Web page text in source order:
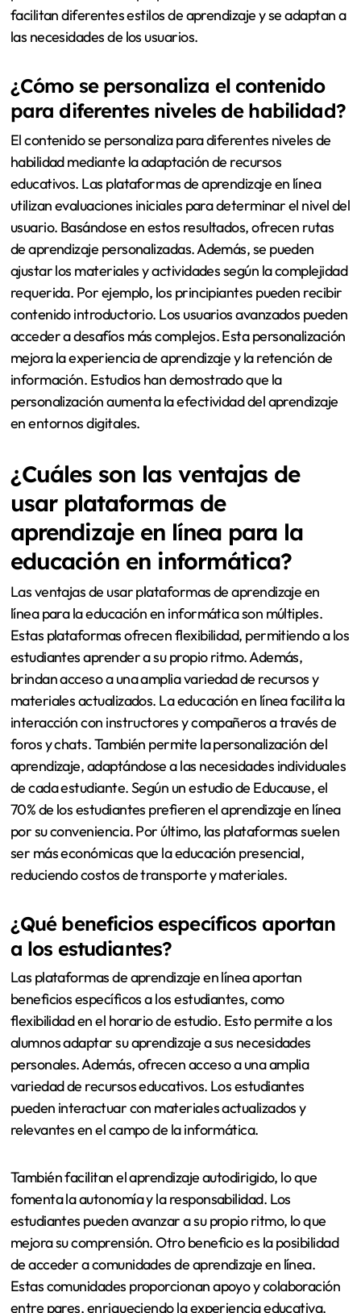
facilitan diferentes estilos de aprendizaje y se adaptan a
las necesidades de los usuarios.
¿Cómo se personaliza el contenido
para diferentes niveles de habilidad?
El contenido se personaliza para diferentes niveles de
habilidad mediante la adaptación de recursos
educativos. Las plataformas de aprendizaje en línea
utilizan evaluaciones iniciales para determinar el nivel del
usuario. Basándose en estos resultados, ofrecen rutas
de aprendizaje personalizadas. Además, se pueden
ajustar los materiales y actividades según la complejidad
requerida. Por ejemplo, los principiantes pueden recibir
contenido introductorio. Los usuarios avanzados pueden
acceder a desafíos más complejos. Esta personalización
mejora la experiencia de aprendizaje y la retención de
información. Estudios han demostrado que la
personalización aumenta la efectividad del aprendizaje
en entornos digitales.
¿Cuáles son las ventajas de
usar plataformas de
aprendizaje en línea para la
educación en informática?
Las ventajas de usar plataformas de aprendizaje en
línea para la educación en informática son múltiples.
Estas plataformas ofrecen flexibilidad, permitiendo a los
estudiantes aprender a su propio ritmo. Además,
brindan acceso a una amplia variedad de recursos y
materiales actualizados. La educación en línea facilita la
interacción con instructores y compañeros a través de
foros y chats. También permite la personalización del
aprendizaje, adaptándose a las necesidades individuales
de cada estudiante. Según un estudio de Educause, el
70% de los estudiantes prefieren el aprendizaje en línea
por su conveniencia. Por último, las plataformas suelen
ser más económicas que la educación presencial,
reduciendo costos de transporte y materiales.
¿Qué beneficios específicos aportan
a los estudiantes?
Las plataformas de aprendizaje en línea aportan
beneficios específicos a los estudiantes, como
flexibilidad en el horario de estudio. Esto permite a los
alumnos adaptar su aprendizaje a sus necesidades
personales. Además, ofrecen acceso a una amplia
variedad de recursos educativos. Los estudiantes
pueden interactuar con materiales actualizados y
relevantes en el campo de la informática.
También facilitan el aprendizaje autodirigido, lo que
fomenta la autonomía y la responsabilidad. Los
estudiantes pueden avanzar a su propio ritmo, lo que
mejora su comprensión. Otro beneficio es la posibilidad
de acceder a comunidades de aprendizaje en línea.
Estas comunidades proporcionan apoyo y colaboración
entre pares, enriqueciendo la experiencia educativa.